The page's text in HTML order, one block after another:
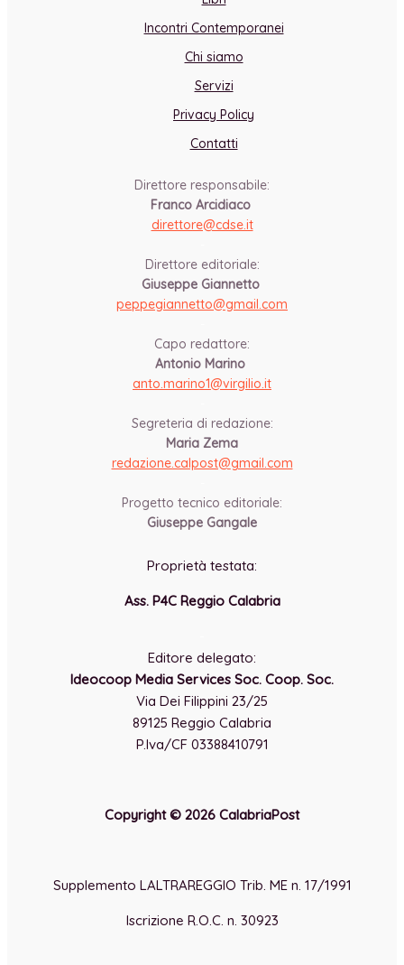
Incontri Contemporanei
Chi siamo
Servizi
Privacy Policy
Contatti
Direttore responsabile:
Franco Arcidiaco
direttore@cdse.it
Direttore editoriale:
Giuseppe Giannetto
peppegiannetto@gmail.com
Capo redattore:
Antonio Marino
anto.marino1@virgilio.it
Segreteria di redazione:
Maria Zema
redazione.calpost@gmail.com
Progetto tecnico editoriale:
Giuseppe Gangale
Proprietà testata:
Ass. P4C Reggio Calabria
Editore delegato:
Ideocoop Media Services Soc. Coop. Soc.
Via Dei Filippini 23/25
89125 Reggio Calabria
P.Iva/CF 03388410791
Copyright © 2026 CalabriaPost
Supplemento LALTRAREGGIO Trib. ME n. 17/1991
Iscrizione R.O.C. n. 30923